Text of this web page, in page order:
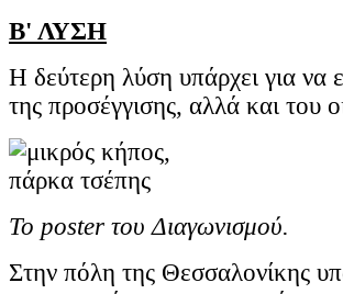
Β' ΛΥΣΗ
Η δεύτερη λύση υπάρχει για να
της προσέγγισης, αλλά και του
Το poster του Διαγωνισμού.
Στην πόλη της Θεσσαλονίκης